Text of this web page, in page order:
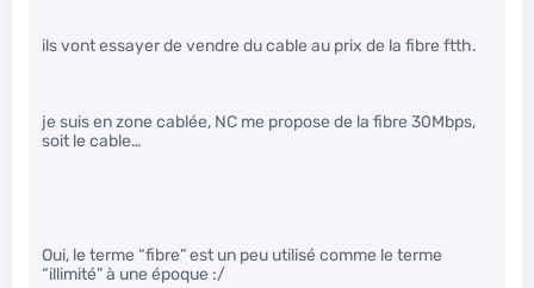
ils vont essayer de vendre du cable au prix de la fibre ftth.
je suis en zone cablée, NC me propose de la fibre 30Mbps,
soit le cable…
Oui, le terme “fibre” est un peu utilisé comme le terme
“illimité” à une époque :/